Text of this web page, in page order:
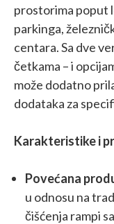
prostorima poput
parkinga,
centara. Sa dve
četkama – i
može dodatno
dodataka za
Karakteristike i
Povećana
u odnosu na
čišćenja rampi